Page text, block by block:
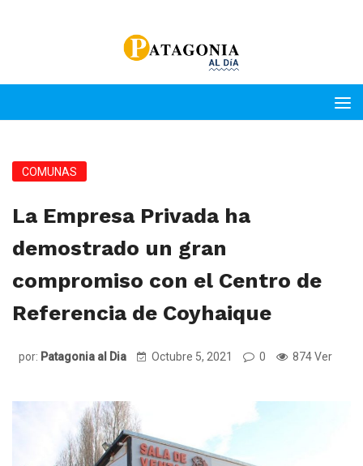
COMUNAS
La Empresa Privada ha
demostrado un gran
compromiso con el Centro de
Referencia de Coyhaique
por: Patagonia al Dia Octubre 5, 2021 0 874 Ver